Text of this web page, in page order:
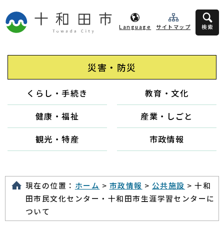
Language サイトマップ 検索
災害・防災
くらし・手続き
教育・文化
健康・福祉
産業・しごと
観光・特産
市政情報
現在の位置： ホーム > 市政情報 > 公共施設 > 十和
田市民文化センター・十和田市生涯学習センターに
ついて